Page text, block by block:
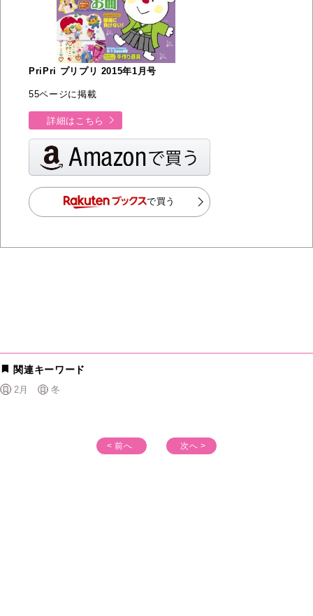
PriPri プリプリ 2015年1月号
55ページに掲載
詳細はこちら
で買う
関連キーワード
2月 冬
< 前へ 次へ >